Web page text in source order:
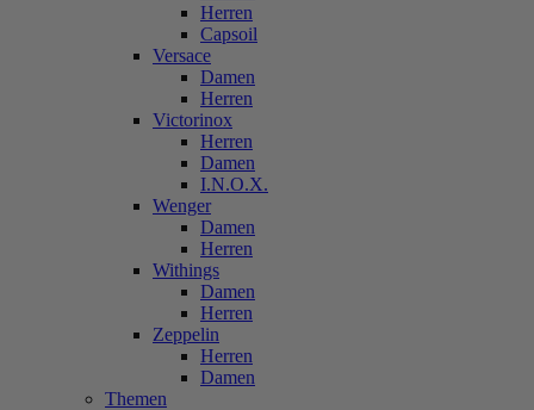
Herren
Capsoil
Versace
Damen
Herren
Victorinox
Herren
Damen
I.N.O.X.
Wenger
Damen
Herren
Withings
Damen
Herren
Zeppelin
Herren
Damen
Themen